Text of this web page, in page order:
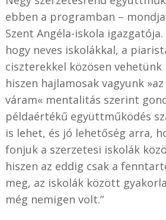
ebben a programban –
Szent Angéla-iskola
hogy neves iskolákkal, a
ciszterekkel közösen
hiszen hajlamosak vagyunk
váram« mentalitás szerint
példaértékű együttműködés
is lehet, és jó lehetőség arra,
fonjuk a szerzetesi iskolák
hiszen az eddig csak a
meg, az iskolák között
még nemigen volt.”